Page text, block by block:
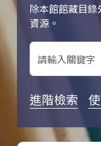
除本館館藏目
資源。
關鍵字搜尋
進階檢索